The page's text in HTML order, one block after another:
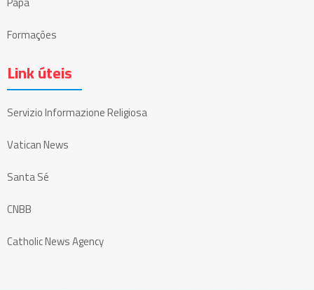
Formações
Link úteis
Servizio Informazione Religiosa
Vatican News
Santa Sé
CNBB
Catholic News Agency